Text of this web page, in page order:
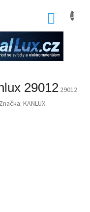
29012 29012
Značka: KANLUX